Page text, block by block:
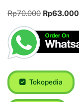
Rp70.000 Rp63.000
Tokopedia